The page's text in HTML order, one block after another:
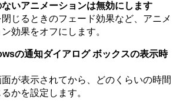
ないアニメーションは無効にします
じるときのフェード効果など、アニメ
効果をオフにします。
の通知ダイアログ ボックスの表示時
が表示されてから、どのくらいの時間
かを設定します。